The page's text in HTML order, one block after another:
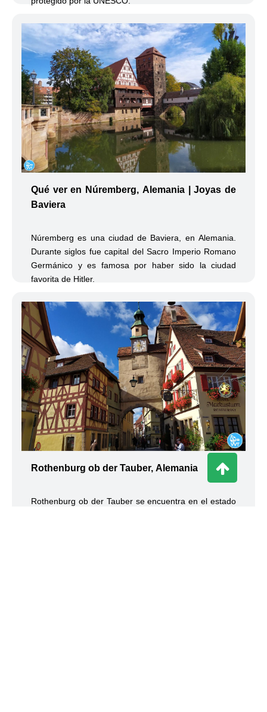
Baviera
Durante siglos fue capital del Sacro Imperio Romano
Germánico y es famosa por haber sido la ciudad
favorita de Hitler.
de Baviera, en Alemania y es una de las ciudades